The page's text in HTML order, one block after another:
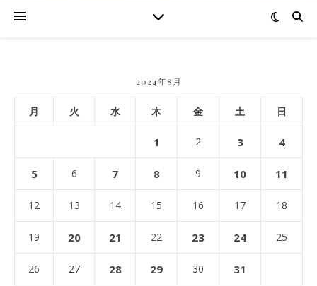
2024年8月
月 火 水 木 金 土 日
1 2 3 4
5 6 7 8 9 10 11
12 13 14 15 16 17 18
19 20 21 22 23 24 25
26 27 28 29 30 31